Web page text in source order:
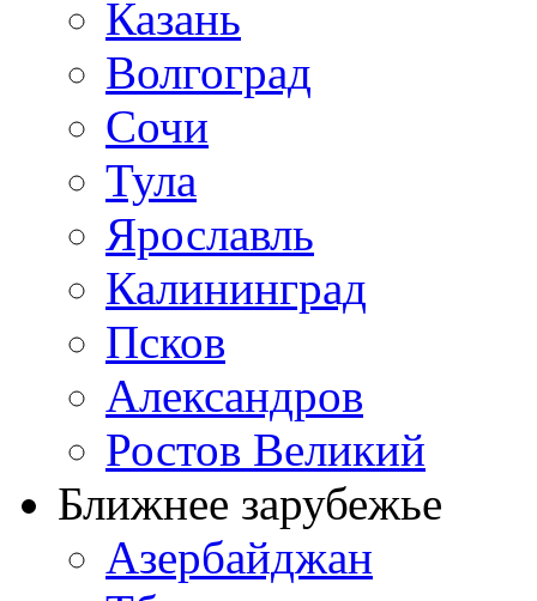
Казань
Волгоград
Сочи
Тула
Ярославль
Калининград
Псков
Александров
Ростов Великий
Ближнее зарубежье
Азербайджан